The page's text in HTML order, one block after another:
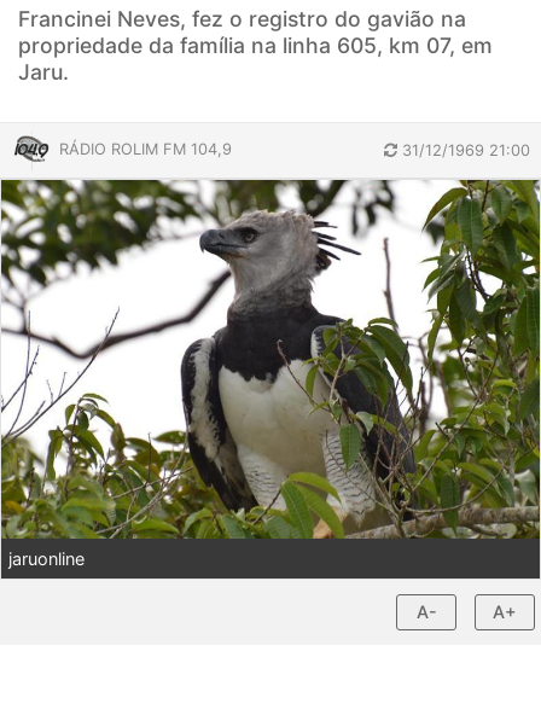
Francinei Neves, fez o registro do gavião na
propriedade da família na linha 605, km 07, em
Jaru.
RÁDIO ROLIM FM 104,9 31/12/1969 21:00
jaruonline
A- A+